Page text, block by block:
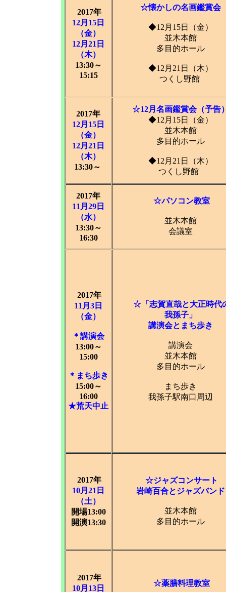
2017年
12月15日
（金）
12月21日
（木）
13:30～
15:15
☆懐かしの名画鑑賞会
◆12月15日（金）
並木本館
多目的ホール
◆12月21日（木）
つくし野館
2017年
12月15日
（金）
12月21日
（木）
13:30～
☆12月名画鑑賞会（予告
◆12月15日（金）
並木本館
多目的ホール
◆12月21日（木）
つくし野館
2017年
11月29日
（水）
13:30～
16:30
☆パソコン教室
並木本館
会議室
2017年
11月3日
（金）
＊講演会
13:00～
15:00
＊まち歩き
15:00～
16:00
★荒天中止
☆「志賀直哉と大正時代
我孫子」
講演会とまち歩き
講演会
並木本館
多目的ホール
まち歩き
我孫子駅南口周辺
2017年
10月21日
（土）
開場13:00
開演13:30
☆ジャズコンサート
岩崎百合とジャズバンド
並木本館
多目的ホール
2017年
10月13日
☆薬膳料理教室